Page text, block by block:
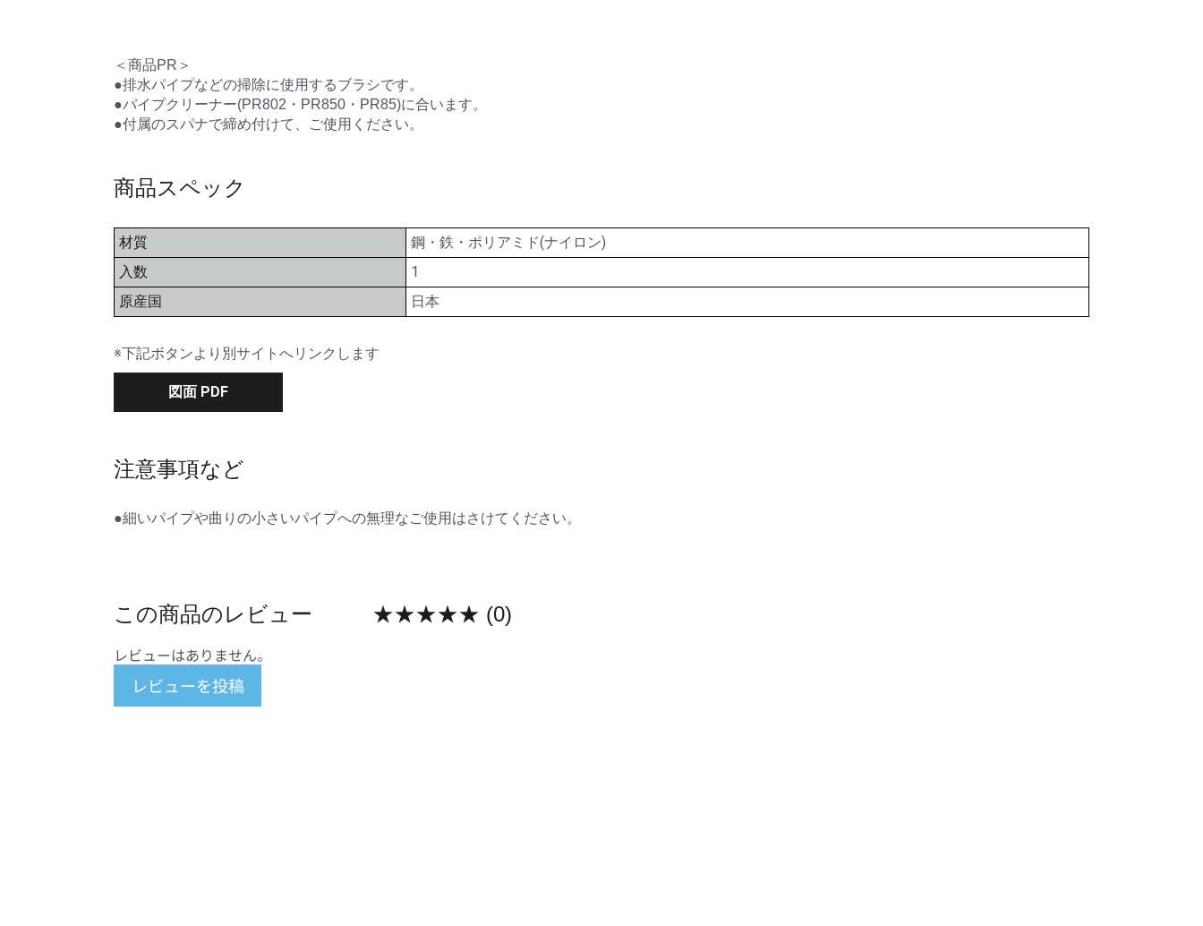
＜商品PR＞
●排水パイプなどの掃除に使用するブラシです。
●パイプクリーナー(PR802・PR850・PR85)に合います。
●付属のスパナで締め付けて、ご使用ください。
商品スペック
材質
鋼・鉄・ポリアミド(ナイロン)
入数
1
原産国
日本
※下記ボタンより別サイトへリンクします
図面 PDF
注意事項など
●細いパイプや曲りの小さいパイプへの無理なご使用はさけてください。
この商品のレビュー ★★★★★ (0)
レビューはありません。
レビューを投稿